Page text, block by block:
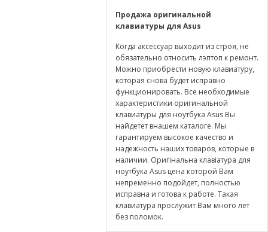
Продажа оригинальной
клавиатуры для Asus
Когда аксессуар выходит из строя, не
обязательно относить лэптоп к ремонт.
Можно приобрести новую клавиатуру,
которая снова будет исправно
функционировать. Все необходимые
характеристики оригинальной
клавиатуры для ноутбука Asus Вы
найдетет внашем каталоге. Мы
гарантируем высокое качество и
надежность наших товаров, которые в
наличии. Оригінальна клавіатура для
ноутбука Asus цена которой Вам
непременно подойдет, полностью
исправна и готова к работе. Такая
клавиатура прослужит Вам много лет
без поломок.